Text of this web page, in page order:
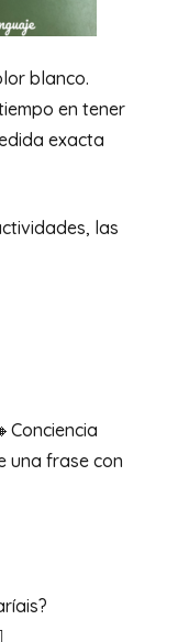
blanco.
en tener
exacta
las
una frase con